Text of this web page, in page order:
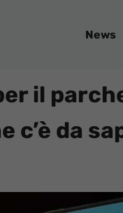
News
il
c’è da